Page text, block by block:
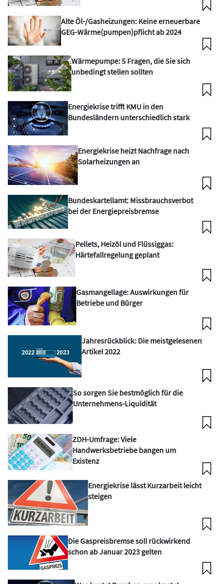
Alte Öl-/Gasheizungen: Keine erneuerbare
GEG-Wärme(pumpen)pflicht ab 2024
Wärmepumpe: 5 Fragen, die Sie sich
unbedingt stellen sollten
Energiekrise trifft KMU in den
Bundesländern unterschiedlich stark
Energiekrise heizt Nachfrage nach
Solarheizungen an
Bundeskartellamt: Missbrauchsverbot
bei der Energiepreisbremse
Pellets, Heizöl und Flüssiggas:
Härtefallregelung geplant
Gasmangellage: Auswirkungen für
Betriebe und Bürger
Jahresrückblick: Die meistgelesenen
Artikel 2022
So sorgen Sie bestmöglich für die
Unternehmens-Liquidität
ZDH-Umfrage: Viele
Handwerksbetriebe bangen um
Existenz
Energiekrise lässt Kurzarbeit leicht
steigen
Die Gaspreisbremse soll rückwirkend
schon ab Januar 2023 gelten